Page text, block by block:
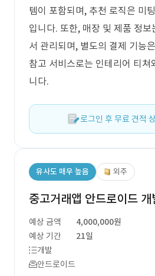
템이 포함되며, 추천 로직은 미
입니다. 또한, 매장 및 제품 정보
서 관리되며, 별도의 결제 기능
참고 서비스로는 인테리어 티쳐
니다.
로그인 후 무료 견적
유사도 매우 높음 외주
중고거래앱 안드로이드 개
예상 금액
4,000,000원
예상 기간
21일
개발
안드로이드